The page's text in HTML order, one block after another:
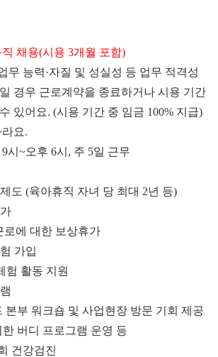
채용(시용 3개월 포함)
무 능력·자질 및 성실성 등 업무 적격성
경우 근로계약을 종료하거나 시용 기간
있어요. (시용 기간 중 임금 100% 지급)
요.
시~오후 6시, 주 5일 근무
도 (육아휴직 자녀 당 최대 2년 등)
로에 대한 보상휴가
가입
험 활동 지원
본부 워크숍 및 사업현장 방문 기회 제공
버디 프로그램 운영 등
건강검진